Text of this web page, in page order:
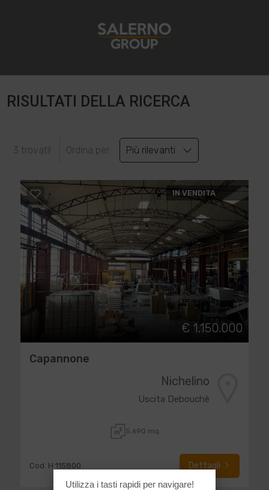
RISULTATI DELLA RICERCA
3 trovati! Ordina per: Più rilevanti
IN VENDITA
€ 1.150.000
Capannone
Nichelino
Uscita Debouchè
5.690 mq
Cod. H 115800 Dettagli
Utilizza i tasti rapidi per navigare!